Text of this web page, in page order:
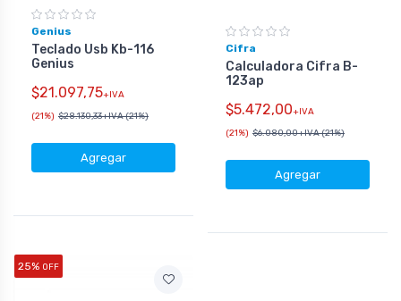
Genius
Teclado Usb Kb-116
Genius
$21.097,75+IVA
(21%) $28.130,33+IVA (21%)
Agregar
Cifra
Calculadora Cifra B-
123ap
$5.472,00+IVA
(21%) $6.080,00+IVA (21%)
Agregar
25% OFF